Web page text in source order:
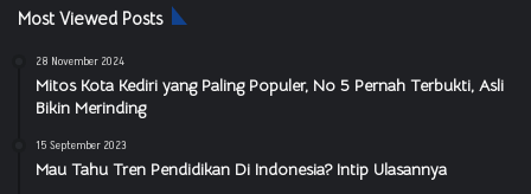
Most Viewed Posts
28 November 2024
Mitos Kota Kediri yang Paling Populer, No 5 Pernah Terbukti, Asli
Bikin Merinding
15 September 2023
Mau Tahu Tren Pendidikan Di Indonesia? Intip Ulasannya